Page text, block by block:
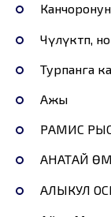
Чүлүктөп,
Турпанга
Ажы
РАМИС
АНАТАЙ
АЛЫКУЛ